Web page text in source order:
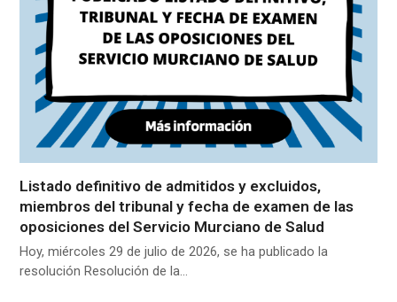
Listado definitivo de admitidos y excluidos,
miembros del tribunal y fecha de examen de las
oposiciones del Servicio Murciano de Salud
Hoy, miércoles 29 de julio de 2026, se ha publicado la
resolución Resolución de la…